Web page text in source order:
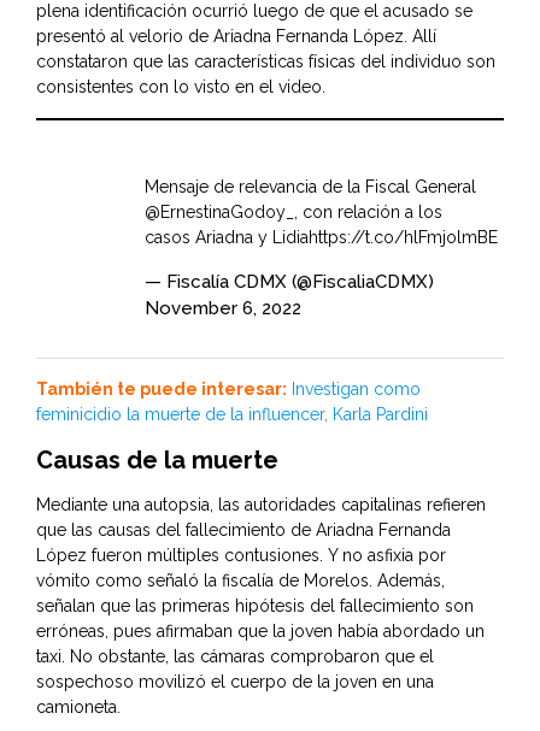
plena identificación ocurrió luego de que el acusado se
presentó al velorio de Ariadna Fernanda López. Allí
constataron que las características físicas del individuo son
consistentes con lo visto en el video.
Mensaje de relevancia de la Fiscal General
@ErnestinaGodoy_ , con relación a los
casos Ariadna y Lidiahttps://t.co/hlFmjolmBE
— Fiscalía CDMX (@FiscaliaCDMX)
November 6, 2022
También te puede interesar: Investigan como
feminicidio la muerte de la influencer, Karla Pardini
Causas de la muerte
Mediante una autopsia, las autoridades capitalinas refieren
que las causas del fallecimiento de Ariadna Fernanda
López fueron múltiples contusiones. Y no asfixia por
vómito como señaló la fiscalía de Morelos. Además,
señalan que las primeras hipótesis del fallecimiento son
erróneas, pues afirmaban que la joven había abordado un
taxi. No obstante, las cámaras comprobaron que el
sospechoso movilizó el cuerpo de la joven en una
camioneta.